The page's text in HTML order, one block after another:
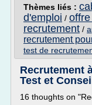
Thèmes liés :
d'emploi /
recrutement /
recrutement
test de
Recrutement
Test et
16 thoughts on